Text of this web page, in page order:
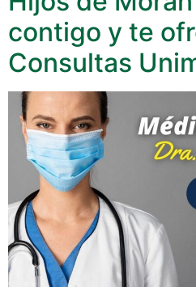
contigo y te
Consultas